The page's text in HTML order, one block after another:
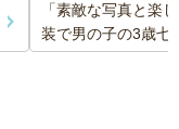
「素敵な写真と楽
装で男の子の3歳七